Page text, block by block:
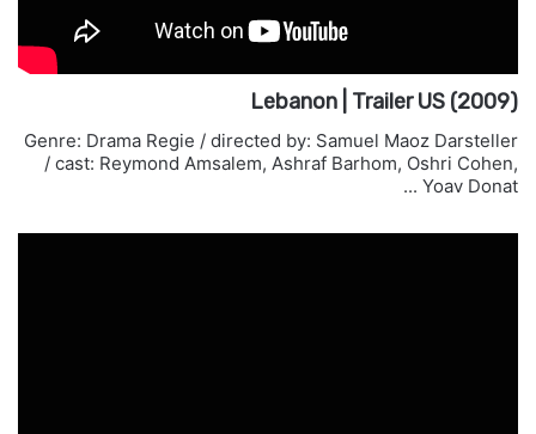
Lebanon | Trailer US (2009)
Genre: Drama Regie / directed by: Samuel Maoz Darsteller
/ cast: Reymond Amsalem, Ashraf Barhom, Oshri Cohen,
Yoav Donat ...